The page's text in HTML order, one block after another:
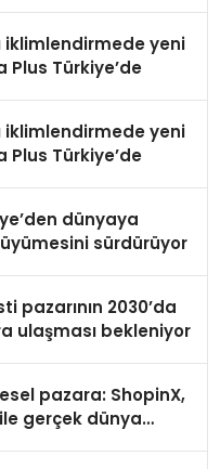
iklimlendirmede yeni
Plus Türkiye’de
iklimlendirmede yeni
Plus Türkiye’de
dünyaya
sürdürüyor
pazarının 2030’da
ulaşması bekleniyor
pazara: ShopinX,
gerçek dünya